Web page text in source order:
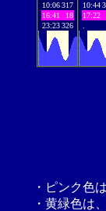
10:06317
16:41
18
23:23326
10:44
17:22
・ピンク色
・黄緑色は